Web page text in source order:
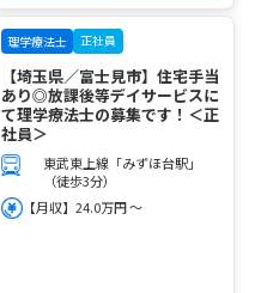
理学療法士 正社員
【埼玉県／富士見市】住宅手当
あり◎放課後等デイサービスに
て理学療法士の募集です！＜正
社員＞
東武東上線「みずほ台駅」
（徒歩3分）
【月収】24.0万円 ～